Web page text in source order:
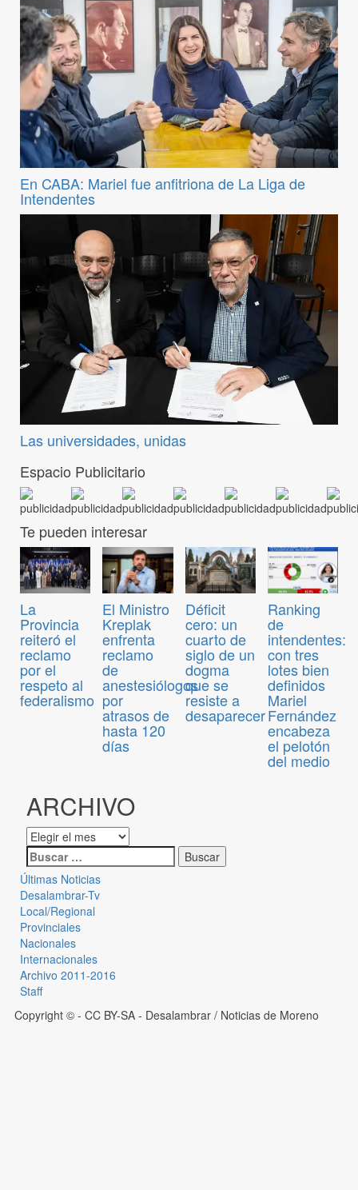
En CABA: Mariel fue anfitriona de La Liga de
Intendentes
Las universidades, unidas
Espacio Publicitario
Te pueden interesar
La
Provincia
reiteró el
reclamo
por el
respeto al
federalismo
El Ministro
Kreplak
enfrenta
reclamo
de
anestesiólogos
por
atrasos de
hasta 120
días
Déficit
cero: un
cuarto de
siglo de un
dogma
que se
resiste a
desaparecer
Ranking
de
intendentes:
con tres
lotes bien
definidos
Mariel
Fernández
encabeza
el pelotón
del medio
ARCHIVO
Últimas Noticias
Desalambrar-Tv
Local/Regional
Provinciales
Nacionales
Internacionales
Archivo 2011-2016
Staff
Copyright © - CC BY-SA - Desalambrar / Noticias de Moreno